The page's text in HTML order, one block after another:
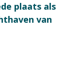
plaats als
van